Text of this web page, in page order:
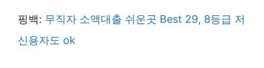
핑백: 무직자 소액대출 쉬운곳 Best 29, 8등급 저
신용자도 ok